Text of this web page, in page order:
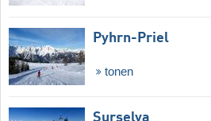
Pyhrn-Priel
tonen
Surselva